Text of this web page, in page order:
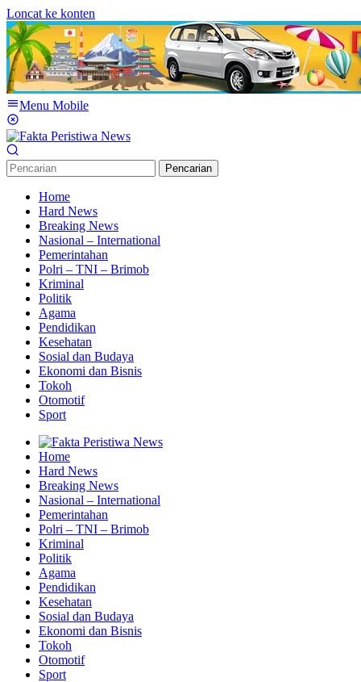
Loncat ke konten
Menu Mobile
Pencarian
Home
Hard News
Breaking News
Nasional – International
Pemerintahan
Polri – TNI – Brimob
Kriminal
Politik
Agama
Pendidikan
Kesehatan
Sosial dan Budaya
Ekonomi dan Bisnis
Tokoh
Otomotif
Sport
Home
Hard News
Breaking News
Nasional – International
Pemerintahan
Polri – TNI – Brimob
Kriminal
Politik
Agama
Pendidikan
Kesehatan
Sosial dan Budaya
Ekonomi dan Bisnis
Tokoh
Otomotif
Sport